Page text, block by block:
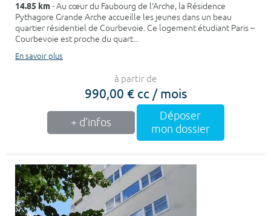
14.85 km- Au cœur du Faubourg de l’Arche, la Résidence
Pythagore Grande Arche accueille les jeunes dans un beau
quartier résidentiel de Courbevoie. Ce logement étudiant Paris –
Courbevoie est proche du quart...
En savoir plus
à partir de
990,00 € cc / mois
+ d'infos
Déposer
mon dossier